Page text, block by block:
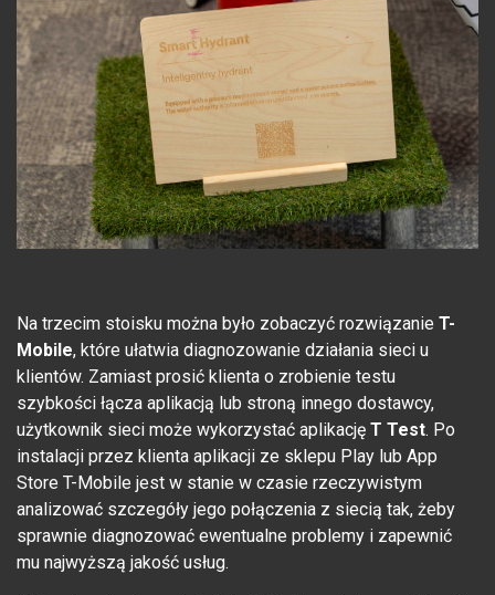
Na trzecim stoisku można było zobaczyć rozwiązanie T-
Mobile, które ułatwia diagnozowanie działania sieci u
klientów. Zamiast prosić klienta o zrobienie testu
szybkości łącza aplikacją lub stroną innego dostawcy,
użytkownik sieci może wykorzystać aplikację T Test. Po
instalacji przez klienta aplikacji ze sklepu Play lub App
Store T-Mobile jest w stanie w czasie rzeczywistym
analizować szczegóły jego połączenia z siecią tak, żeby
sprawnie diagnozować ewentualne problemy i zapewnić
mu najwyższą jakość usług.